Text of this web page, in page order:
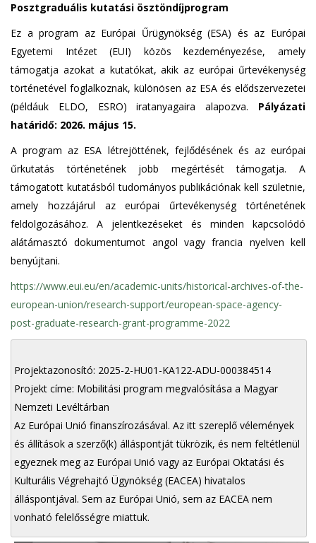
Posztgraduális kutatási ösztöndíjprogram
Ez a program az Európai Űrügynökség (ESA) és az Európai
Egyetemi Intézet (EUI) közös kezdeményezése, amely
támogatja azokat a kutatókat, akik az európai űrtevékenység
történetével foglalkoznak, különösen az ESA és elődszervezetei
(példáuk ELDO, ESRO) iratanyagaira alapozva. Pályázati
határidő: 2026. május 15.
A program az ESA létrejöttének, fejlődésének és az európai
űrkutatás történetének jobb megértését támogatja. A
támogatott kutatásból tudományos publikációnak kell születnie,
amely hozzájárul az európai űrtevékenység történetének
feldolgozásához. A jelentkezéseket és minden kapcsolódó
alátámasztó dokumentumot angol vagy francia nyelven kell
benyújtani.
https://www.eui.eu/en/academic-units/historical-archives-of-the-
european-union/research-support/european-space-agency-
post-graduate-research-grant-programme-2022
Projektazonosító: 2025-2-HU01-KA122-ADU-000384514
Projekt címe: Mobilitási program megvalósítása a Magyar
Nemzeti Levéltárban
Az Európai Unió finanszírozásával. Az itt szereplő vélemények
és állítások a szerző(k) álláspontját tükrözik, és nem feltétlenül
egyeznek meg az Európai Unió vagy az Európai Oktatási és
Kulturális Végrehajtó Ügynökség (EACEA) hivatalos
álláspontjával. Sem az Európai Unió, sem az EACEA nem
vonható felelősségre miattuk.